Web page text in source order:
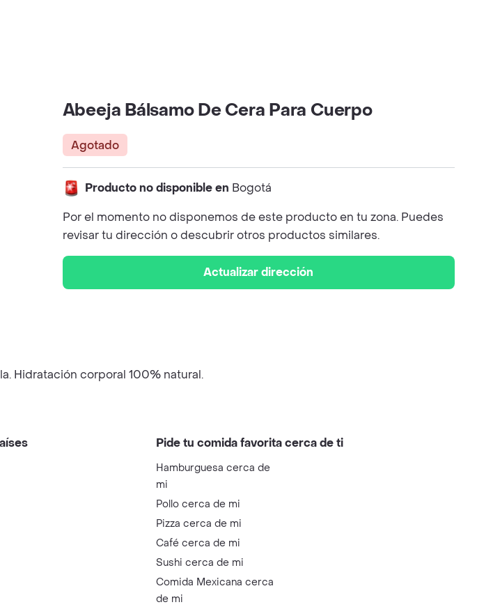
Abeeja Bálsamo De Cera Para Cuerpo
Agotado
Producto no disponible en Bogotá
Por el momento no disponemos de este producto en tu zona. Puedes
revisar tu dirección o descubrir otros productos similares.
Actualizar dirección
Hidratación corporal 100% natural.
Pide tu comida favorita cerca de ti
Hamburguesa cerca de
mi
Pollo cerca de mi
Pizza cerca de mi
Café cerca de mi
Sushi cerca de mi
Comida Mexicana cerca
de mi